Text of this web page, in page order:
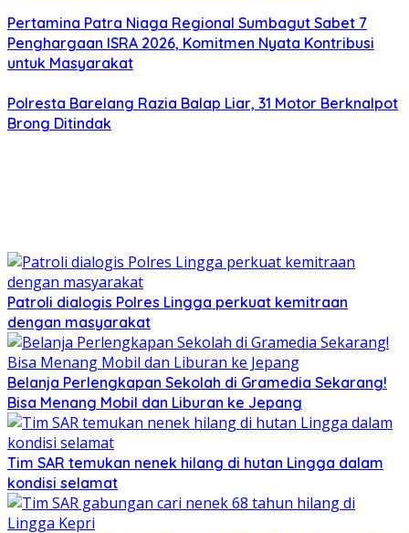
Pertamina Patra Niaga Regional Sumbagut Sabet 7
Penghargaan ISRA 2026, Komitmen Nyata Kontribusi
untuk Masyarakat
Polresta Barelang Razia Balap Liar, 31 Motor Berknalpot
Brong Ditindak
Patroli dialogis Polres Lingga perkuat kemitraan
dengan masyarakat
Belanja Perlengkapan Sekolah di Gramedia Sekarang!
Bisa Menang Mobil dan Liburan ke Jepang
Tim SAR temukan nenek hilang di hutan Lingga dalam
kondisi selamat